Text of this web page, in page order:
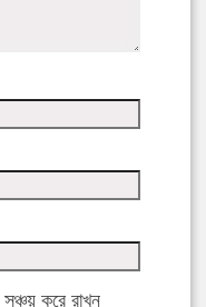
করে রাখুন